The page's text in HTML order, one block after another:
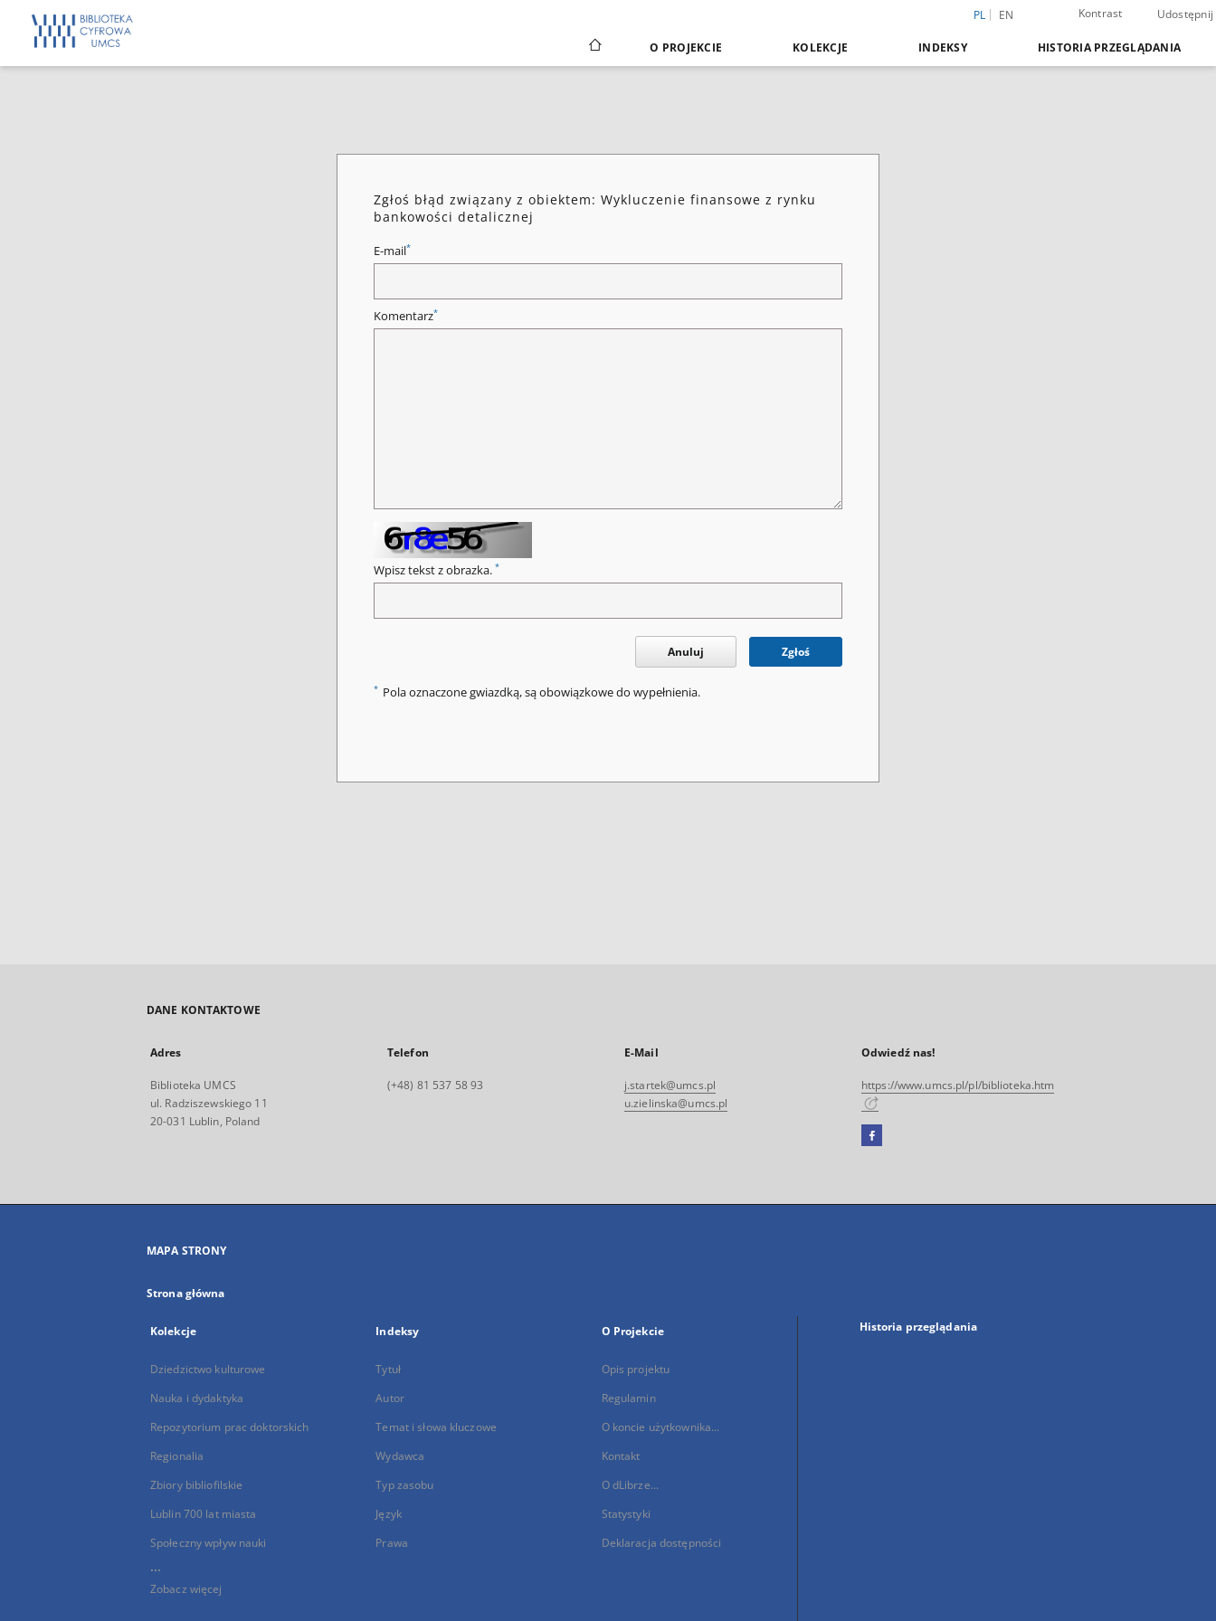
PL EN Kontrast Udostępnij
O PROJEKCIE KOLEKCJE INDEKSY HISTORIA PRZEGLĄDANIA
Zgłoś błąd związany z obiektem: Wykluczenie finansowe z rynku
bankowości detalicznej
E-mail*
Komentarz*
Wpisz tekst z obrazka. *
Anuluj Zgłoś
* Pola oznaczone gwiazdką, są obowiązkowe do wypełnienia.
DANE KONTAKTOWE
Adres
Biblioteka UMCS
ul. Radziszewskiego 11
20-031 Lublin, Poland
Telefon
(+48) 81 537 58 93
E-Mail
j.startek@umcs.pl
u.zielinska@umcs.pl
Odwiedź nas!
https://www.umcs.pl/pl/biblioteka.htm
Facebook
się
MAPA STRONY
Strona główna
Kolekcje
Dziedzictwo kulturowe
Nauka i dydaktyka
Repozytorium prac doktorskich
Regionalia
Zbiory bibliofilskie
Lublin 700 lat miasta
Społeczny wpływ nauki
...
Zobacz więcej
Indeksy
Tytuł
Autor
Temat i słowa kluczowe
Wydawca
Typ zasobu
Język
Prawa
O Projekcie
Opis projektu
Regulamin
O koncie użytkownika...
Kontakt
O dLibrze...
Statystyki
Deklaracja dostępności
Historia przeglądania